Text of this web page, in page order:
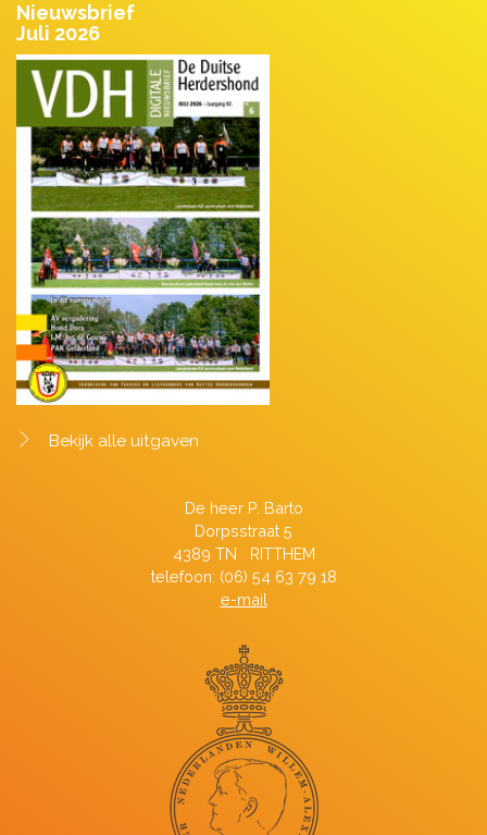
Nieuwsbrief
Juli 2026
Bekijk alle uitgaven
De heer P. Barto
Dorpsstraat 5
4389 TN RITTHEM
telefoon: (06) 54 63 79 18
e-mail